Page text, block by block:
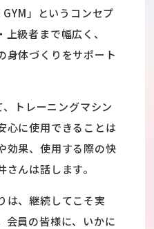
GYM」というコンセプ
級者まで幅広く、
身体づくりをサポート
トレーニングマシン
心に使用できることは
効果、使用する際の快
んは話します。
は、継続してこそ実
会員の皆様に、いかに